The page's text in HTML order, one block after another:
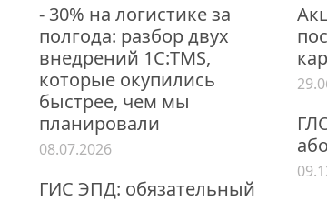
- 30% на логистике за
полгода: разбор двух
внедрений 1С:TMS,
которые окупились
быстрее, чем мы
планировали
08.07.2026
ГИС ЭПД: обязательный